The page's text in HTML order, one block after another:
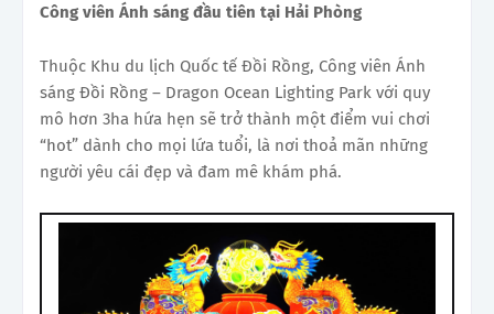
Công viên Ánh sáng đầu tiên tại Hải Phòng
Thuộc Khu du lịch Quốc tế Đồi Rồng, Công viên Ánh
sáng Đồi Rồng – Dragon Ocean Lighting Park với quy
mô hơn 3ha hứa hẹn sẽ trở thành một điểm vui chơi
“hot” dành cho mọi lứa tuổi, là nơi thoả mãn những
người yêu cái đẹp và đam mê khám phá.